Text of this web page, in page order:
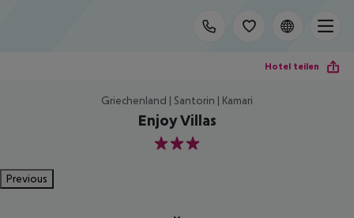
Hotel teilen
Griechenland | Santorin | Kamari
Enjoy Villas
3
Previous